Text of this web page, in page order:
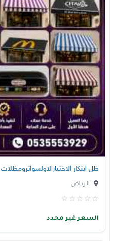
ظل ابتكار الاختيارالاولسواترومظلات
الرياض
السعر غير محدد